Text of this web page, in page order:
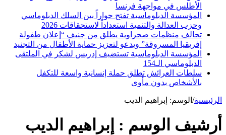
الأطلس في مواجهة فرنسا
المؤسسة الدبلوماسية تفتح حواراً بين السلك الدبلوماسي
وحزب العدالة والتنمية استعداداً لاستحقاقات 2026
تحالف منظمات صحراوية يطلق من جنيف “إعلان طفولة
إفريقيا المسروقة” ويدعو لتعزيز حماية الأطفال من التجنيد
المؤسسة الدبلوماسية تستضيف إدريس لشكر في الملتقى
الدبلوماسي الـ154
سلطات العرائش تطلق حملة إنسانية واسعة للتكفل
بالأشخاص بدون مأوى
الرئيسية/ الوسم: إبراهيم الديب
أرشيف الوسم : إبراهيم الديب